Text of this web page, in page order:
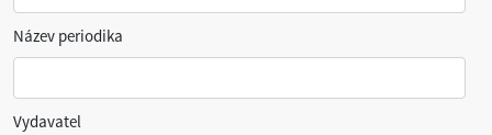
Název periodika
Vydavatel